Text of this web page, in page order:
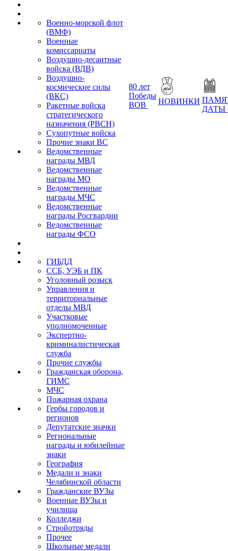
Военно-морской флот
(ВМФ)
Военные
комиссариаты
Воздушно-десантные
войска (ВДВ)
Воздушно-
космические силы
(ВКС)
Ракетные войска
стратегического
назначения (РВСН)
Сухопутные войска
Прочие знаки ВС
Ведомственные
награды МВД
Ведомственные
награды МО
Ведомственные
награды МЧС
Ведомственные
награды Росгвардии
Ведомственные
награды ФСО
ГИБДД
ССБ, УЭБ и ПК
Уголовный розыск
Управления и
территориальные
отделы МВД
Участковые
уполномоченные
Экспертно-
криминалистическая
служба
Прочие службы
Гражданская оборона,
ГИМС
МЧС
Пожарная охрана
Гербы городов и
регионов
Депутатские значки
Региональные
награды и юбилейные
знаки
География
Медали и знаки
Челябинской области
Гражданские ВУЗы
Военные ВУЗы и
училища
Колледжи
Стройотряды
Прочее
Школьные медали
80 лет
Победы
ВОВ
НОВИНКИ
ДАТЫ